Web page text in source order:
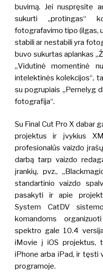
buvimą. Jei nuspręsite
sukurti „protingas“
fotografavimo tipo (ilgas,
stabili ar nestabili yra
buvo sukurtas aplankas
„Vidutinė momentinė
intelektinės kolekcijos“,
su pogrupiais „Pernelyg
fotografija“.
Su Final Cut Pro X dabar
projektus ir įvykius
profesionalūs vaizdo
darbą tarp vaizdo
įrankių, pvz.,
standartinio vaizdo
pasakyti ir apie
System CatDV
komandoms
spektro gale 10.4
iMovie į iOS projektus,
iPhone arba iPad, ir tęsti
programoje.